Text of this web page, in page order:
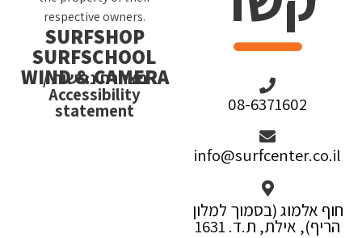
08-6371602
info@surfcenter.co.il
חוף אלמוג (בסמוך למלון
הריף), אילת, ת.ד. 1631
respective owners.
SURFSHOP
SURFSCHOOL
WIND & CAMERA
הצהרת נגישות /
Accessibility
statement